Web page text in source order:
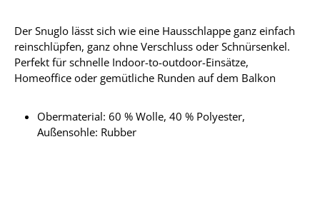
Der Snuglo lässt sich wie eine Hausschlappe ganz einfach
reinschlüpfen, ganz ohne Verschluss oder Schnürsenkel.
Perfekt für schnelle Indoor-to-outdoor-Einsätze,
Homeoffice oder gemütliche Runden auf dem Balkon
Obermaterial: 60 % Wolle, 40 % Polyester,
Außensohle: Rubber